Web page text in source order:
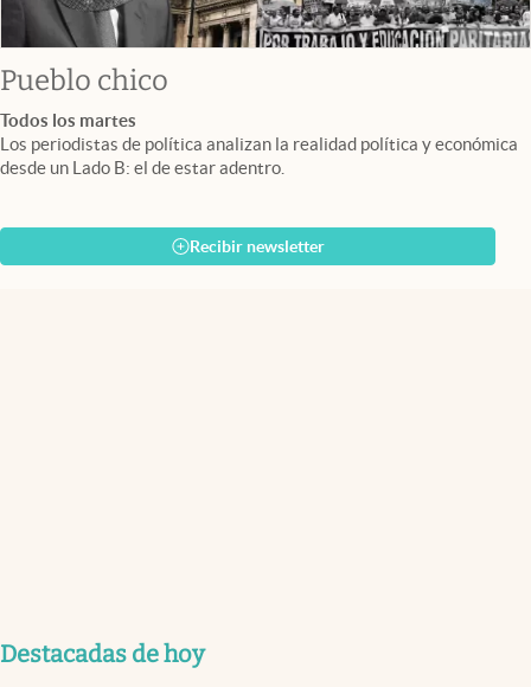
Pueblo chico
Todos los martes
Los periodistas de política analizan la realidad política y económica
desde un Lado B: el de estar adentro.
Recibir newsletter
Destacadas de hoy